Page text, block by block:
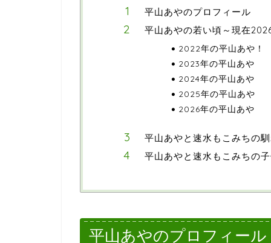
平山あやのプロフィール
平山あやの若い頃～現在
2022年の平山あや！
2023年の平山あや
2024年の平山あや
2025年の平山あや
2026年の平山あや
平山あやと速水もこみちの
平山あやと速水もこみちの
平山あやのプロフィール